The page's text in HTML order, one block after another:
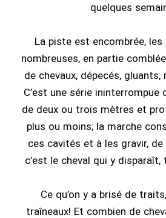
quelques
La piste est encombrée,
nombreuses, en partie
de chevaux, dépecés,
C’est une série ininterrompue
de deux ou trois mètres et
plus ou moins; la marche
ces cavités et à les gravir,
c’est le cheval qui y
Ce qu’on y a brisé de
traîneaux! Et combien de